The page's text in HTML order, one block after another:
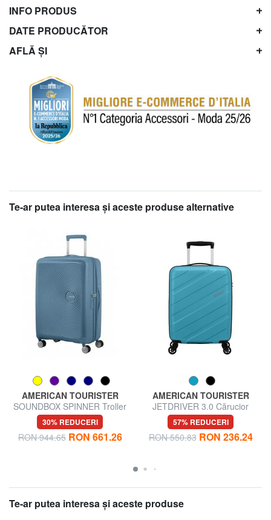
INFO PRODUS
DATE PRODUCĂTOR
AFLĂ ȘI
Te-ar putea interesa şi aceste produse alternative
AMERICAN TOURISTER
SOUNDBOX SPINNER Troller
mediu, extensibil
30% REDUCERI
RON 944.65 RON 661.26
AMERICAN TOURISTER
JETDRIVER 3.0 Cărucior
pentru bagaje de mână
57% REDUCERI
RON 550.83 RON 236.24
Te-ar putea interesa şi aceste produse